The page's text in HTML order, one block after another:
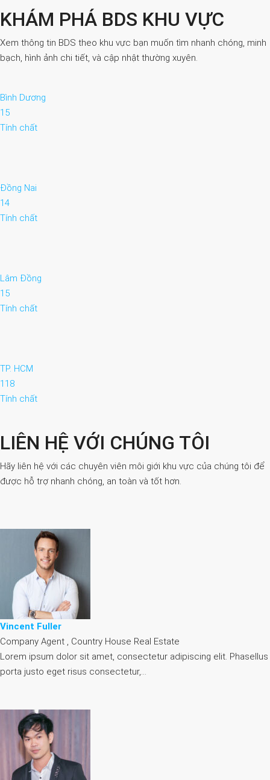
KHÁM PHÁ BDS KHU VỰC
Xem thông tin BDS theo khu vực bạn muốn tìm nhanh chóng, minh
bạch, hình ảnh chi tiết, và cập nhật thường xuyên.
Bình Dương
15
Tính chất
Đồng Nai
14
Tính chất
Lâm Đồng
15
Tính chất
TP. HCM
118
Tính chất
LIÊN HỆ VỚI CHÚNG TÔI
Hãy liên hệ với các chuyên viên môi giới khu vực của chúng tôi để
được hỗ trợ nhanh chóng, an toàn và tốt hơn.
Vincent Fuller
Company Agent , Country House Real Estate
Lorem ipsum dolor sit amet, consectetur adipiscing elit. Phasellus
porta justo eget risus consectetur,…